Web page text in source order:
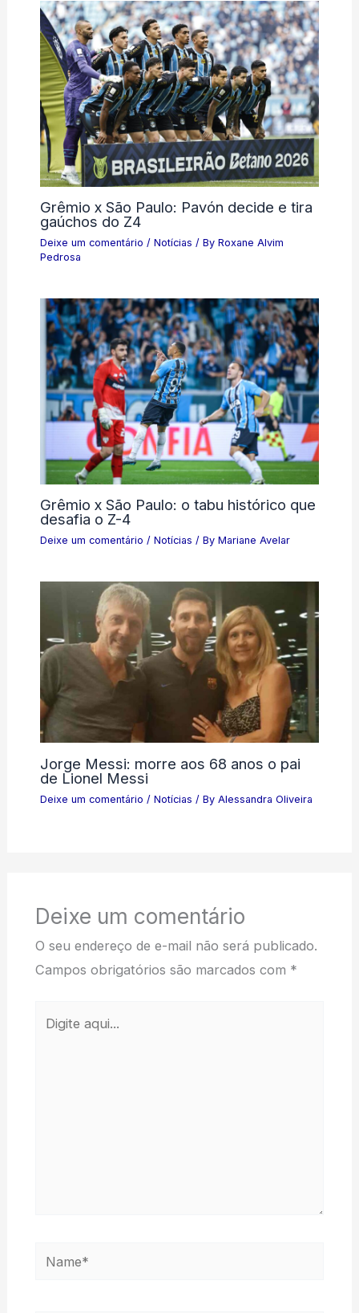
Grêmio x São Paulo: Pavón decide e tira
gaúchos do Z4
Deixe um comentário / Notícias / By Roxane Alvim
Pedrosa
Grêmio x São Paulo: o tabu histórico que
desafia o Z-4
Deixe um comentário / Notícias / By Mariane Avelar
Jorge Messi: morre aos 68 anos o pai
de Lionel Messi
Deixe um comentário / Notícias / By Alessandra Oliveira
Deixe um comentário
O seu endereço de e-mail não será publicado.
Campos obrigatórios são marcados com *
Name*